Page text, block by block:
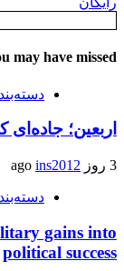
may have missed
اربعین؛ جاده‌ای
3 روز ago ins2012
gains into
political success